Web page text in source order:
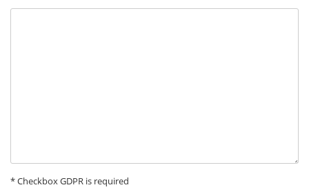
* Checkbox GDPR is required